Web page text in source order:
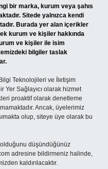
bir marka, kurum veya şahıs
Sitede yalnızca kendi
Burada yer alan içerikler
kurum ve kişiler hakkında
ve kişiler ile isim
bilgiler taslak
Teknolojileri ve İletişim
Yer Sağlayıcı olarak hizmet
proaktif olarak denetleme
Ancak, üyelerimiz
olup, siteye üye olarak bu
olduğunu düşündüğünüz
adresine bildirmeniz halinde,
kaldırılacaktır.